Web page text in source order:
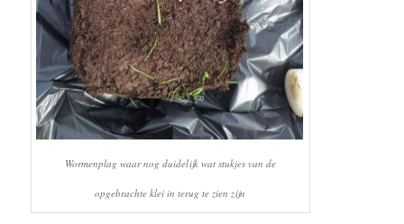
Wormenplag waar nog duidelijk wat stukjes van de
opgebrachte klei in terug te zien zijn